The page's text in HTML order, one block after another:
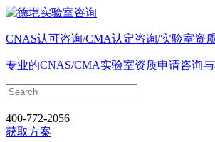
CNAS认可咨询/CMA认定咨询/实验室资
专业的CNAS/CMA实验室资质申请咨询
400-772-2056
获取方案